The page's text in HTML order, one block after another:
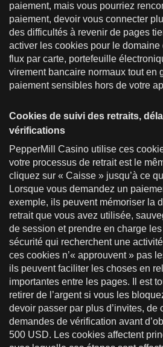
paiement, mais vous pourriez
paiement, devoir vous connecter
des difficultés à revenir de pages
activer les cookies pour le
flux par carte, portefeuille
virement bancaire normaux tout en
paiement sensibles hors de votre
Cookies de suivi des retraits,
vérifications
PepperMill Casino utilise ces
votre processus de retrait est le
cliquez sur « Caisse » jusqu’à ce
Lorsque vous demandez un
exemple, ils peuvent mémoriser la
retrait que vous avez utilisée,
de session et prendre en charge
sécurité qui recherchent une
ces cookies n’« approuvent » pas
ils peuvent faciliter les choses en
importantes entre les pages. Il est
retirer de l’argent si vous les
devoir passer par plus d’invites, de
demandes de vérification avant
500 USD. Les cookies affectent